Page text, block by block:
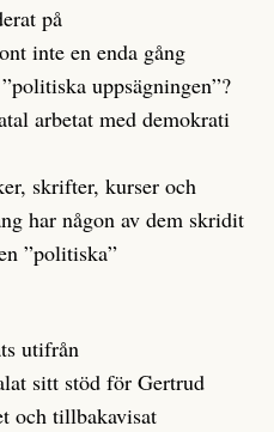
på
inte en enda gång
uppsägningen”?
arbetat med demokrati
skrifter, kurser och
har någon av dem skridit
”politiska”
utifrån
sitt stöd för Gertrud
och tillbakavisat